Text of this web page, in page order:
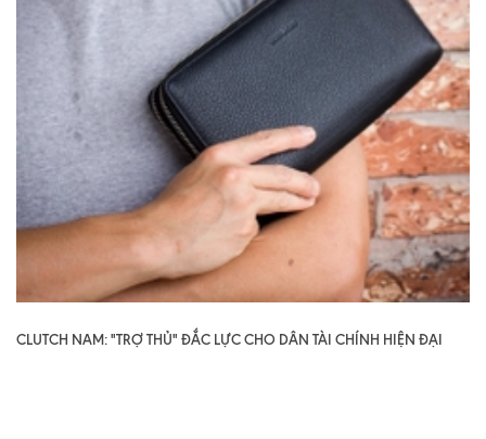
CLUTCH NAM: "TRỢ THỦ" ĐẮC LỰC CHO DÂN TÀI CHÍNH HIỆN ĐẠI